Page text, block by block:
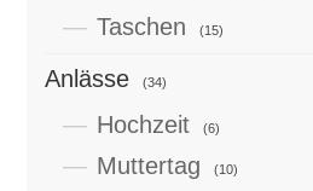
Taschen (15)
Anlässe (34)
Hochzeit (6)
Muttertag (10)